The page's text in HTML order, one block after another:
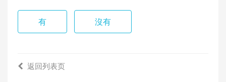
有 沒有
返回列表页